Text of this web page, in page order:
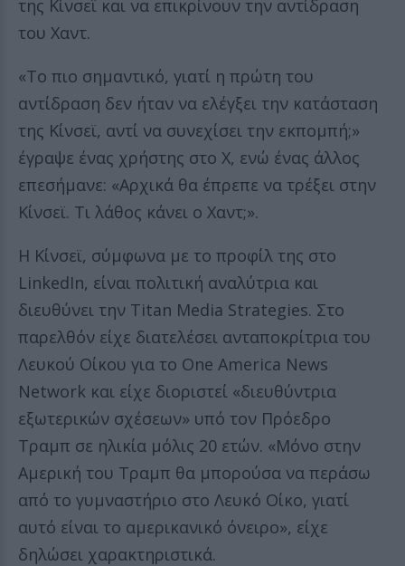
της Κίνσεϊ και να επικρίνουν την αντίδραση
του Χαντ.
«Το πιο σημαντικό, γιατί η πρώτη του
αντίδραση δεν ήταν να ελέγξει την κατάσταση
της Κίνσεϊ, αντί να συνεχίσει την εκπομπή;»
έγραψε ένας χρήστης στο Χ, ενώ ένας άλλος
επεσήμανε: «Αρχικά θα έπρεπε να τρέξει στην
Κίνσεϊ. Τι λάθος κάνει ο Χαντ;».
Η Κίνσεϊ, σύμφωνα με το προφίλ της στο
LinkedIn, είναι πολιτική αναλύτρια και
διευθύνει την Titan Media Strategies. Στο
παρελθόν είχε διατελέσει ανταποκρίτρια του
Λευκού Οίκου για το One America News
Network και είχε διοριστεί «διευθύντρια
εξωτερικών σχέσεων» υπό τον Πρόεδρο
Τραμπ σε ηλικία μόλις 20 ετών. «Μόνο στην
Αμερική του Τραμπ θα μπορούσα να περάσω
από το γυμναστήριο στο Λευκό Οίκο, γιατί
αυτό είναι το αμερικανικό όνειρο», είχε
δηλώσει χαρακτηριστικά.